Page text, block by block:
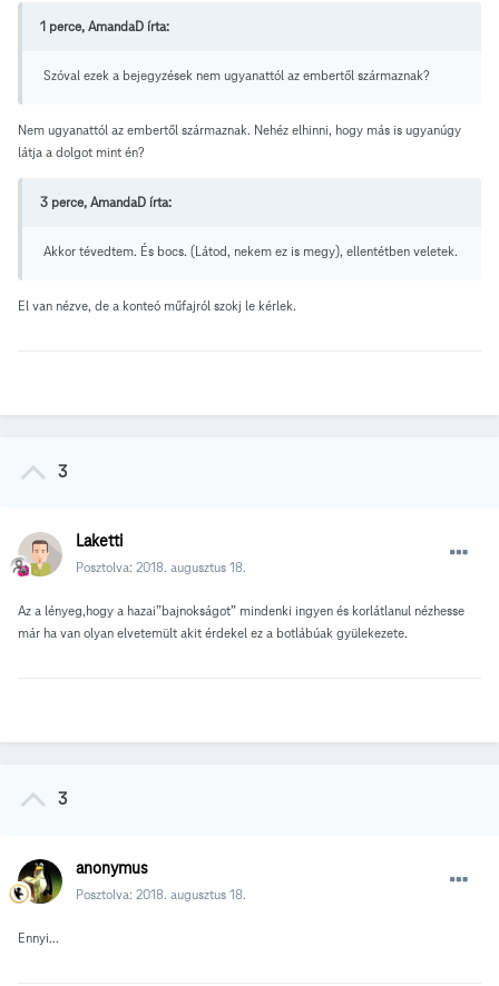
1 perce, AmandaD írta:
Szóval ezek a bejegyzések nem ugyanattól az embertől származnak?
Nem ugyanattól az embertől származnak. Nehéz elhinni, hogy más is ugyanúgy
látja a dolgot mint én?
3 perce, AmandaD írta:
Akkor tévedtem. És bocs. (Látod, nekem ez is megy), ellentétben veletek.
El van nézve, de a konteó műfajról szokj le kérlek.
3
Laketti
Posztolva: 2018. augusztus 18.
Az a lényeg,hogy a hazai”bajnokságot” mindenki ingyen és korlátlanul nézhesse
már ha van olyan elvetemült akit érdekel ez a botlábúak gyülekezete.
3
anonymus
Posztolva: 2018. augusztus 18.
Ennyi...